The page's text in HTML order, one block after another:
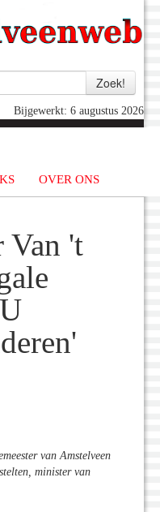
Bijgewerkt: 6 augustus 2026
OVER ONS
Van 't
van Amstelveen
minister van